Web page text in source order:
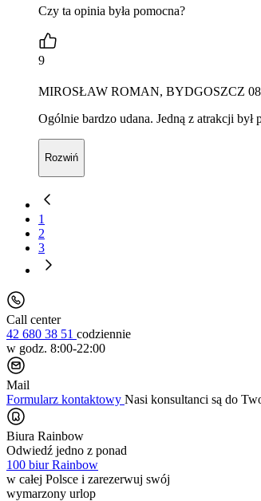
Czy ta opinia była pomocna?
9
MIROSŁAW ROMAN, BYDGOSZCZ
Ogólnie bardzo udana. Jedną z atrakcji
Rozwiń
1
2
3
Call center
42 680 38 51 codziennie
w godz. 8:00-22:00
Mail
Formularz kontaktowy Nasi konsultanci są do
Biura Rainbow
Odwiedź jedno z ponad
100 biur Rainbow
w całej Polsce i zarezerwuj swój
wymarzony urlop